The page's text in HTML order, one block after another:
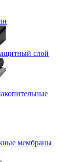
слой
мембраны